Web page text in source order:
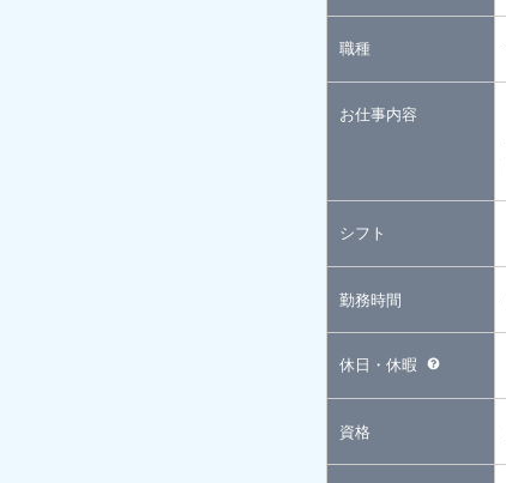
職種
お仕事内容
シフト
勤務時間
休日・休暇
資格